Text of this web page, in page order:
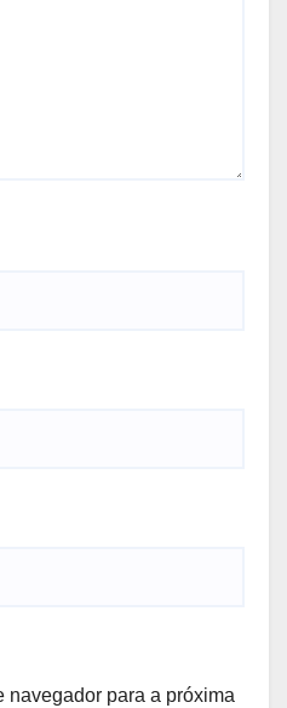
navegador para a próxima